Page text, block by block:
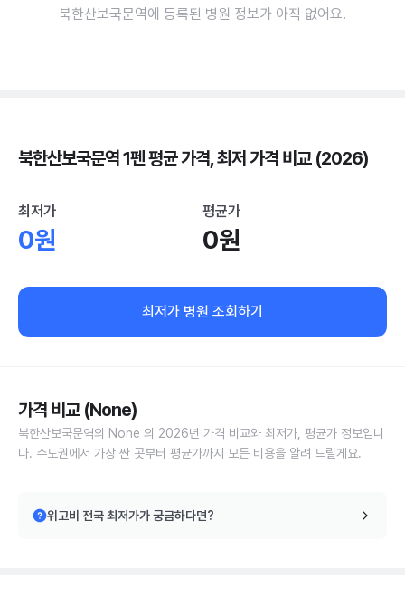
북한산보국문역에 등록된 병원 정보가 아직 없어요.
북한산보국문역 1펜 평균 가격, 최저 가격 비교 (2026)
최저가
0원
평균가
0원
최저가 병원 조회하기
가격 비교 (None)
북한산보국문역의 None 의 2026년 가격 비교와 최저가, 평균가 정보입니
다. 수도권에서 가장 싼 곳부터 평균가까지 모든 비용을 알려 드릴게요.
위고비 전국 최저가가 궁금하다면?